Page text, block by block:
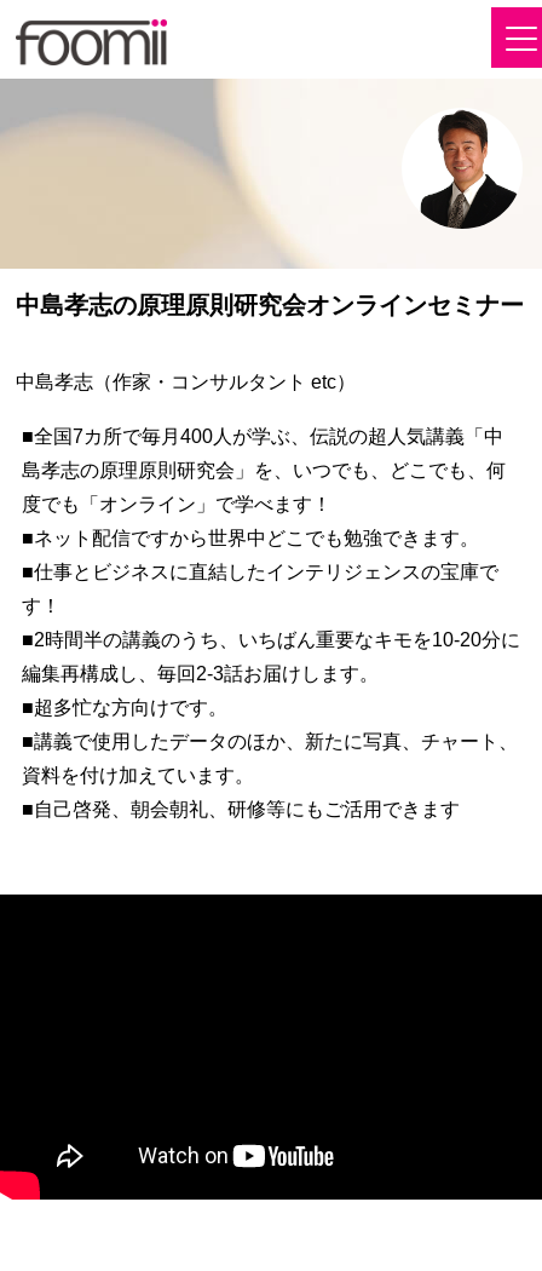
中島孝志の原理原則研究会オンラインセミナー
中島孝志（作家・コンサルタント etc）
■全国7カ所で毎月400人が学ぶ、伝説の超人気講義「中
島孝志の原理原則研究会」を、いつでも、どこでも、何
度でも「オンライン」で学べます！
■ネット配信ですから世界中どこでも勉強できます。
■仕事とビジネスに直結したインテリジェンスの宝庫で
す！
■2時間半の講義のうち、いちばん重要なキモを10-20分に
編集再構成し、毎回2-3話お届けします。
■超多忙な方向けです。
■講義で使用したデータのほか、新たに写真、チャート、
資料を付け加えています。
■自己啓発、朝会朝礼、研修等にもご活用できます